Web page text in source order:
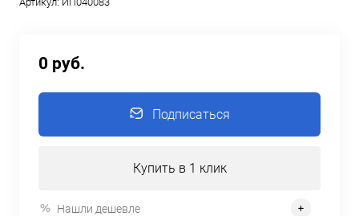
0 руб.
Подписаться
Купить в 1 клик
Нашли дешевле